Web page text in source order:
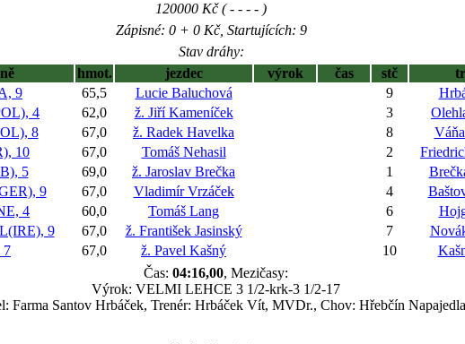
120000 Kč ( - - - - )
Zápisné: 0 + 0 Kč, Startujících: 9
Stav dráhy:
hmot. jezdec výrok čas stč
9 65,5 Lucie Baluchová 9
4 62,0 ž. Jiří Kameníček 3
8 67,0 ž. Radek Havelka 8
10 67,0 Tomáš Nehasil 2
5 69,0 ž. Jaroslav Brečka 1
9 67,0 Vladimír Vrzáček 4
4 60,0 Tomáš Lang 6
9 67,0 ž. František Jasinský 7
7 67,0 ž. Pavel Kašný 10
Čas: 04:16,00, Mezičasy:
Výrok: VELMI LEHCE 3 1/2-krk-3 1/2-17
Farma Santov Hrbáček, Trenér: Hrbáček Vít, MVDr., Chov: Hřebčín Napajedla